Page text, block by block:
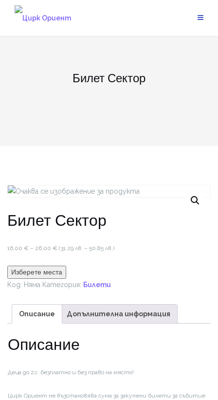
Билет Сектор
Билет Сектор
16,00 € – 26,00 € Price
16,00 €
through
(31.29 лв. – 50.85 лв.)
Изберете места
Код: Няма Категория: Билети
Описание Допълнителна информация
Описание
Деца до 2г. безплатно и без право на място!
Цирк Ориент не възстановява сума за закупени билети за събитие